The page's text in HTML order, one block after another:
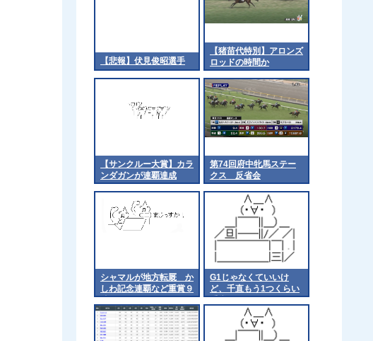
【悲報】伏見俊昭選手
【猪苗代特別】アロンズ
ロッドの時間か
【サンクルー大賞】カラ
ンダガンが連覇達成
第74回府中牝馬ステー
クス 反省会
シャマルが地方転厩 か
しわ記念連覇など重賞９
勝
G1じゃなくていいけ
ど、千直もう1つくらい
重賞あってもええよな